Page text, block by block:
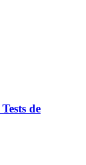
de